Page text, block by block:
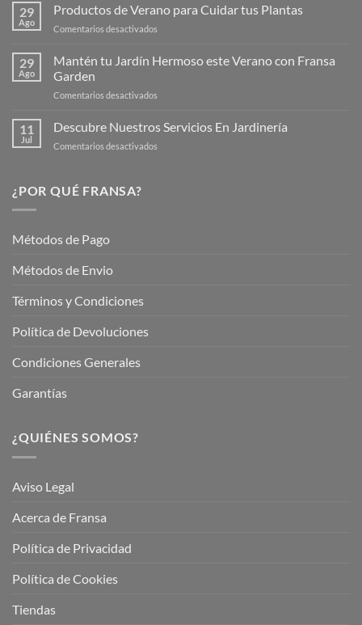
Nueva
de
29
Ago
Productos de Verano para Cuidar tus Plantas
Comentarios desactivados
de
Verano
Plantas
29
Ago
Mantén tu Jardín Hermoso este Verano con Fransa
Garden
Comentarios desactivados
tu
Jardín
11
Jul
Descubre Nuestros Servicios En Jardinería
Comentarios desactivados
¿POR QUÉ FRANSA?
Métodos de Pago
Métodos de Envio
Términos y Condiciones
Política de Devoluciones
Condiciones Generales
Garantías
¿QUIÉNES SOMOS?
Aviso Legal
Acerca de Fransa
Política de Privacidad
Política de Cookies
Tiendas